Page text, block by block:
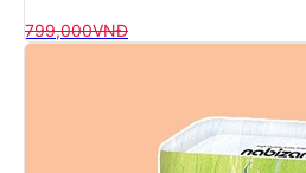
799,000VNĐ